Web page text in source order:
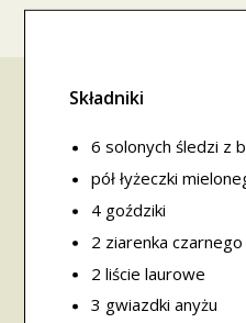
Składniki
6 solonych śledzi z
pół łyżeczki
4 goździki
2 ziarenka
2 liście laurowe
3 gwiazdki anyżu